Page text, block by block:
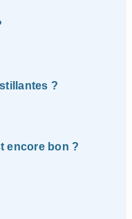
?
encore bon ?